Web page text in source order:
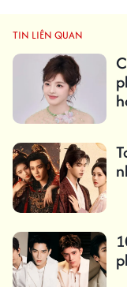
TIN LIÊN QUAN